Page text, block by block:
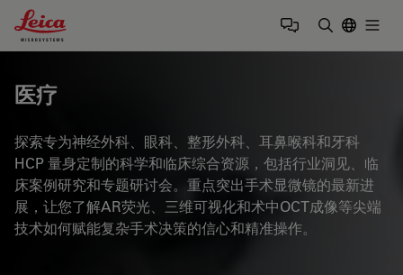
Leica Microsystems Logo
医疗
探索专为神经外科、眼科、整形外科、耳鼻喉科和牙科
HCP 量身定制的科学和临床综合资源，包括行业洞见、临
床案例研究和专题研讨会。重点突出手术显微镜的最新进
展，让您了解AR荧光、三维可视化和术中OCT成像等尖端
技术如何赋能复杂手术决策的信心和精准操作。